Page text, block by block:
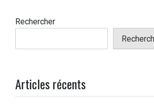
Rechercher
Articles récents